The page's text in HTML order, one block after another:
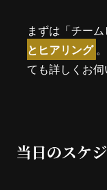
まずは「チー
とヒアリング
ても詳しくお伺
当日のスケ